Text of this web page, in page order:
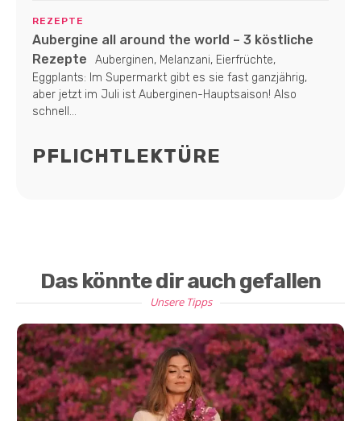
REZEPTE
Aubergine all around the world – 3 köstliche
Rezepte
Auberginen, Melanzani, Eierfrüchte,
Eggplants: Im Supermarkt gibt es sie fast ganzjährig,
aber jetzt im Juli ist Auberginen-Hauptsaison! Also
schnell...
PFLICHTLEKTÜRE
Das könnte dir auch gefallen
Unsere Tipps